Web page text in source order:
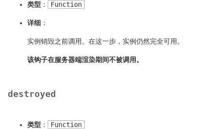
类型 ： Function
详细 ：
实例销毁之前调用。在这一步，实例仍然完全可用。
该钩子在服务器端渲染期间不被调用。
destroyed
类型 ： Function